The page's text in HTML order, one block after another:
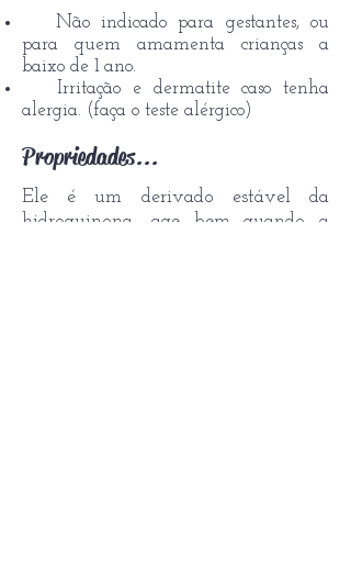
Propriedades...
Ele é um derivado estável da
hidroquinona, age bem quando a
Não indicado para gestantes, ou
para quem amamenta crianças a
baixo de 1 ano.
Irritação e dermatite caso tenha
alergia. (faça o teste alérgico)